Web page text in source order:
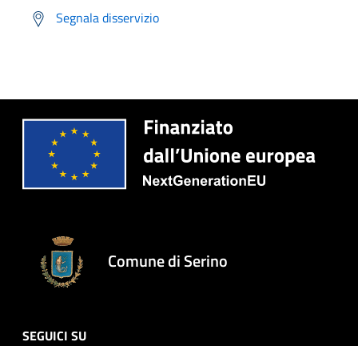
Segnala disservizio
Comune di Serino
SEGUICI SU